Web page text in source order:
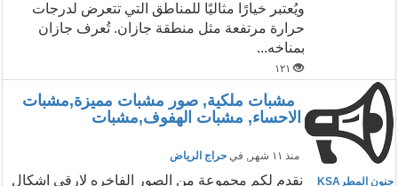
ويُعتبر خيارًا مثاليًا للمناطق التي تتعرض لدرجات
حرارة مرتفعة مثل منطقة جازان. تُعرف جازان
بمناخه...
١٢١
مشبات ملكية, صور مشبات مميزة,مشبات
الاحساء, مشبات الهفوف,مشبات
منذ ١١ شهر , في حراج الرياض
جنون المطرKSA
نقدم لكم مجموعة من الصور الفاخره لارقى اشكال